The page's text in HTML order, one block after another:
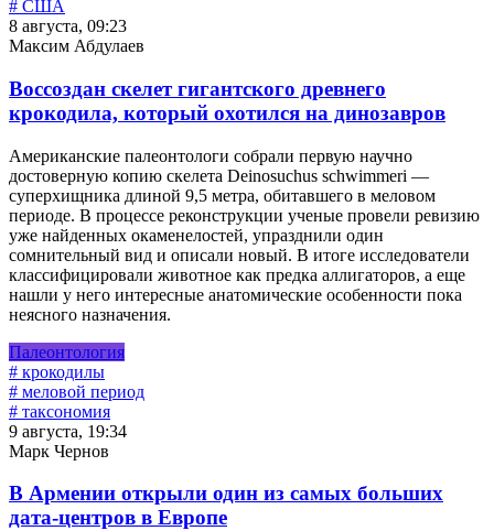
# США
8 августа, 09:23
Максим Абдулаев
Воссоздан скелет гигантского древнего
крокодила, который охотился на динозавров
Американские палеонтологи собрали первую научно
достоверную копию скелета Deinosuchus schwimmeri —
суперхищника длиной 9,5 метра, обитавшего в меловом
периоде. В процессе реконструкции ученые провели ревизию
уже найденных окаменелостей, упразднили один
сомнительный вид и описали новый. В итоге исследователи
классифицировали животное как предка аллигаторов, а еще
нашли у него интересные анатомические особенности пока
неясного назначения.
Палеонтология
# крокодилы
# меловой период
# таксономия
9 августа, 19:34
Марк Чернов
В Армении открыли один из самых больших
дата-центров в Европе